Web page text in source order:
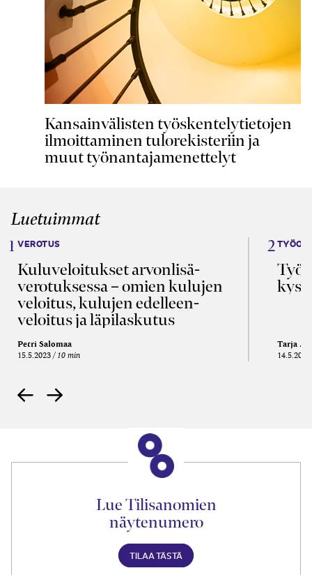
Kansainvälisten työskentelytietojen
ilmoittaminen tulorekisteriin ja
muut työnantajamenettelyt
Luetuimmat
VEROTUS
Kulu­veloitukset arvon­lisä­
verotuksessa – omien kulujen
veloitus, kulujen edelleen­
veloitus ja läpi­laskutus
Petri Salomaa
15.5.2023 10 min
Tarja
14.5.2021
Lue Tilisanomien
näytenumero
TILAA TÄSTÄ